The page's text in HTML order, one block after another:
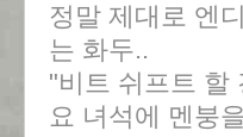
정말 제대로 엔
는 화두..
"비트 쉬프트 할
요 녀석에 멘붕